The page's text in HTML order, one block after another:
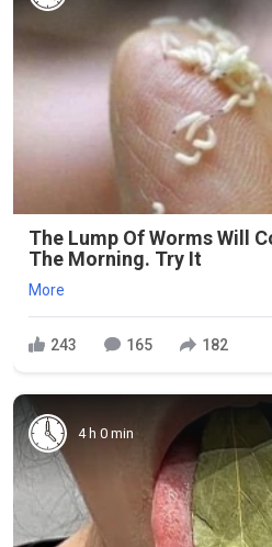
The Lump Of Worms Will
The Morning. Try It
More
243 165 182
4 h 0 min